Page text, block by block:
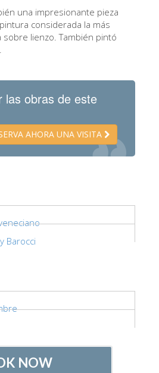
una impresionante pieza
considerada la más
sobre lienzo. También pintó
las obras de este
AHORA UNA VISITA
Barocci